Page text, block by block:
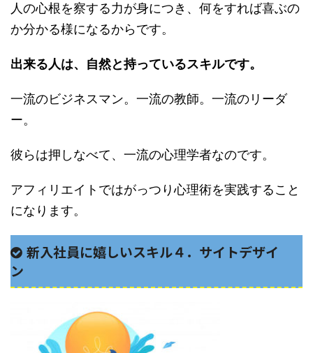
人の心根を察する力が身につき、何をすれば喜ぶの
か分かる様になるからです。
出来る人は、自然と持っているスキルです。
一流のビジネスマン。一流の教師。一流のリーダ
ー。
彼らは押しなべて、一流の心理学者なのです。
アフィリエイトではがっつり心理術を実践すること
になります。
新入社員に嬉しいスキル４．サイトデザイ
ン